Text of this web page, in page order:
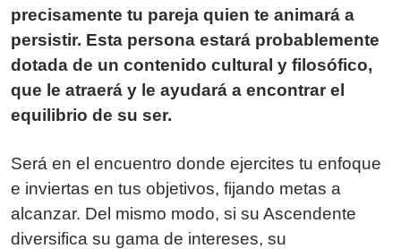
precisamente tu pareja quien te animará a
persistir. Esta persona estará probablemente
dotada de un contenido cultural y filosófico,
que le atraerá y le ayudará a encontrar el
equilibrio de su ser.
Será en el encuentro donde ejercites tu enfoque
e inviertas en tus objetivos, fijando metas a
alcanzar. Del mismo modo, si su Ascendente
diversifica su gama de intereses, su